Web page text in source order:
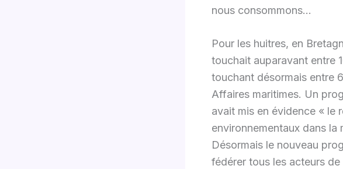
nous consommons…
Pour les huitres, en
touchait auparavant entre
touchant désormais entre
Affaires maritimes. Un
avait mis en évidence « le
environnementaux dans la
Désormais le nouveau
fédérer tous les acteurs